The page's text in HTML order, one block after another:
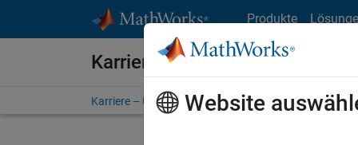
Produkte
Karriere bei MathWorks
Karriere – Übersicht Stellensuche
Website